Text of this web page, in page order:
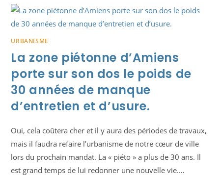
URBANISME
La zone piétonne d’Amiens
porte sur son dos le poids de
30 années de manque
d’entretien et d’usure.
Oui, cela coûtera cher et il y aura des périodes de travaux,
mais il faudra refaire l’urbanisme de notre cœur de ville
lors du prochain mandat. La « piéto » a plus de 30 ans. Il
est grand temps de lui redonner une nouvelle vie.…